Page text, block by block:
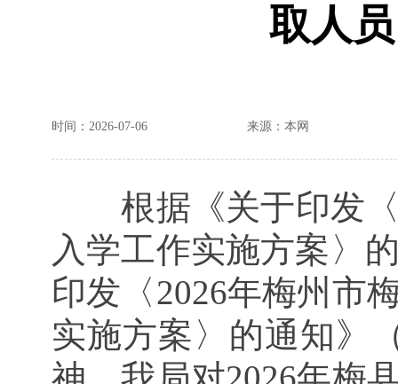
取人
时间：2026-07-06 来源：本网
根据《关于印发〈
入学工作实施方案〉
印发〈2026年梅州市
实施方案〉的通知》